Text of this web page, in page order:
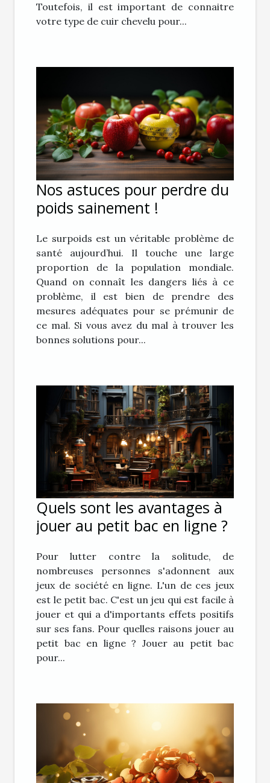
Toutefois, il est important de connaitre
votre type de cuir chevelu pour...
Nos astuces pour perdre du
poids sainement !
Le surpoids est un véritable problème de
santé aujourd’hui. Il touche une large
proportion de la population mondiale.
Quand on connaît les dangers liés à ce
problème, il est bien de prendre des
mesures adéquates pour se prémunir de
ce mal. Si vous avez du mal à trouver les
bonnes solutions pour...
Quels sont les avantages à
jouer au petit bac en ligne ?
Pour lutter contre la solitude, de
nombreuses personnes s'adonnent aux
jeux de société en ligne. L'un de ces jeux
est le petit bac. C'est un jeu qui est facile à
jouer et qui a d'importants effets positifs
sur ses fans. Pour quelles raisons jouer au
petit bac en ligne ? Jouer au petit bac
pour...